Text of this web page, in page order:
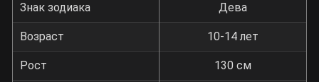
Знак зодиака Дева
Возраст 10-14 лет
Рост 130 см